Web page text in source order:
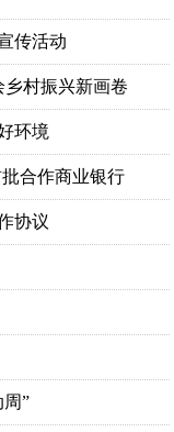
传活动
村振兴新画卷
环境
合作商业银行
协议
”